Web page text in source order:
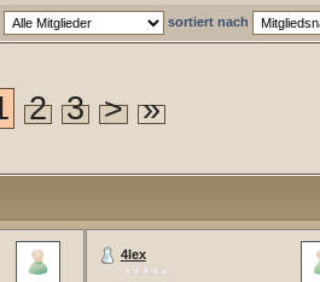
sortiert nach
2 3 > »
4lex